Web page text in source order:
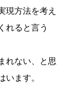
現方法を考え
れると言う
れない、と思
ます。